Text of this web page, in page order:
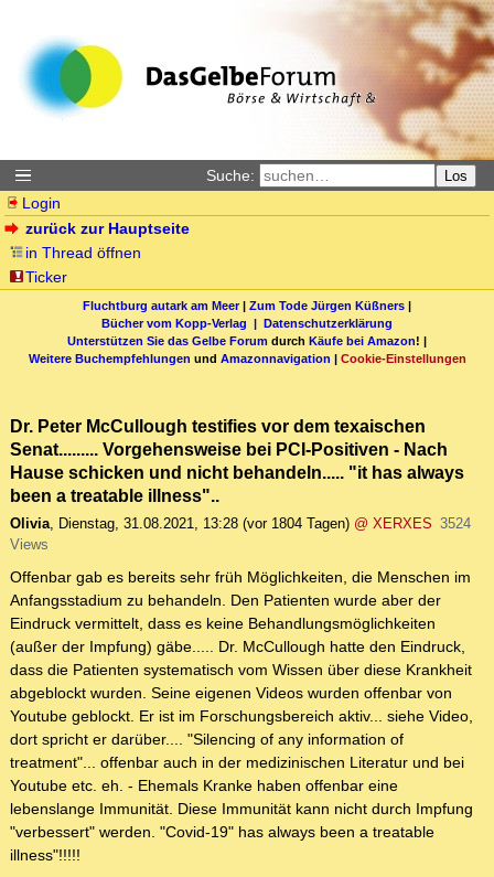
Suche: Los
Login
zurück zur Hauptseite
in Thread öffnen
Ticker
Fluchtburg autark am Meer| Zum Tode Jürgen Küßners |
Bücher vom Kopp-Verlag | Datenschutzerklärung
Unterstützen Sie das Gelbe Forum durch Käufe bei Amazon! |
Weitere Buchempfehlungen und Amazonnavigation | Cookie-Einstellungen
Dr. Peter McCullough testifies vor dem texaischen
Senat......... Vorgehensweise bei PCI-Positiven - Nach
Hause schicken und nicht behandeln..... "it has always
been a treatable illness"..
Olivia, Dienstag, 31.08.2021, 13:28 (vor 1804 Tagen) @ XERXES 3524
Views
Offenbar gab es bereits sehr früh Möglichkeiten, die Menschen im
Anfangsstadium zu behandeln. Den Patienten wurde aber der
Eindruck vermittelt, dass es keine Behandlungsmöglichkeiten
(außer der Impfung) gäbe..... Dr. McCullough hatte den Eindruck,
dass die Patienten systematisch vom Wissen über diese Krankheit
abgeblockt wurden. Seine eigenen Videos wurden offenbar von
Youtube geblockt. Er ist im Forschungsbereich aktiv... siehe Video,
dort spricht er darüber.... "Silencing of any information of
treatment"... offenbar auch in der medizinischen Literatur und bei
Youtube etc. eh. - Ehemals Kranke haben offenbar eine
lebenslange Immunität. Diese Immunität kann nicht durch Impfung
"verbessert" werden. "Covid-19" has always been a treatable
illness"!!!!!